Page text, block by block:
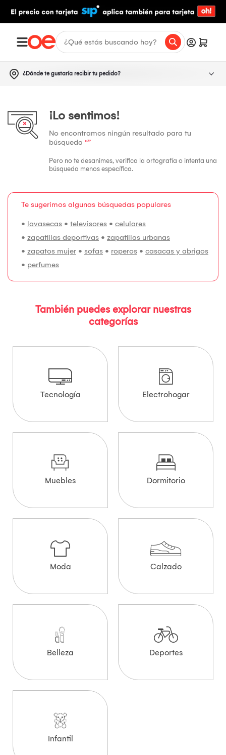
¿Dónde te gustaría recibir tu pedido?
¡Lo sentimos!
No encontramos ningún resultado para tu
búsqueda “”
Pero no te desanimes, verifica la ortografía o intenta una
búsqueda menos específica.
Te sugerimos algunas búsquedas populares
• lavasecas • televisores • celulares
• zapatillas deportivas • zapatillas urbanas
• zapatos mujer • sofas • roperos • casacas y abrigos
• perfumes
También puedes explorar nuestras
categorías
Tecnología Electrohogar
Muebles Dormitorio
Moda Calzado
Belleza Deportes
Infantil